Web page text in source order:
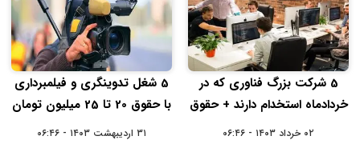
5 شرکت بزرگ فناوری که در
خردادماه استخدام دارند + حقوق
۰۲ خرداد ۱۴۰۳ - ۰۶:۴۶
5 شغل تدوینگری و فیلمبرداری
با حقوق 20 تا 25 میلیون تومان
۳۱ اردیبهشت ۱۴۰۳ - ۰۶:۴۶